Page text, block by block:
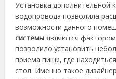
Установка дополнительной
водопровода позволила
возможности данного
системы являются
позволило установить
приема пищи, где
стол. Именно такое